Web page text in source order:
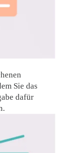
Sie das
dafür